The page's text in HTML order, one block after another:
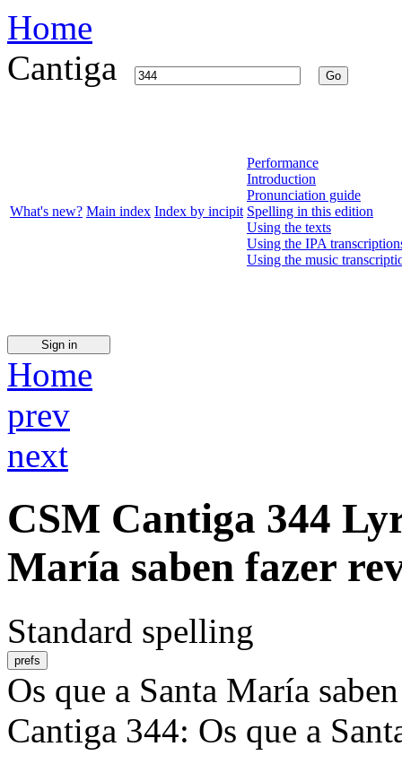
Home
Cantiga
Go
What's new? Main index Index by incipit
Performance
Introduction
Pronunciation guide
Spelling in this edition
Using the texts
Using the IPA
Using the music
Sign in
Home
prev
next
CSM Cantiga 344
María saben fazer
Standard spelling
prefs
Os que a Santa María
Cantiga 344: Os que a